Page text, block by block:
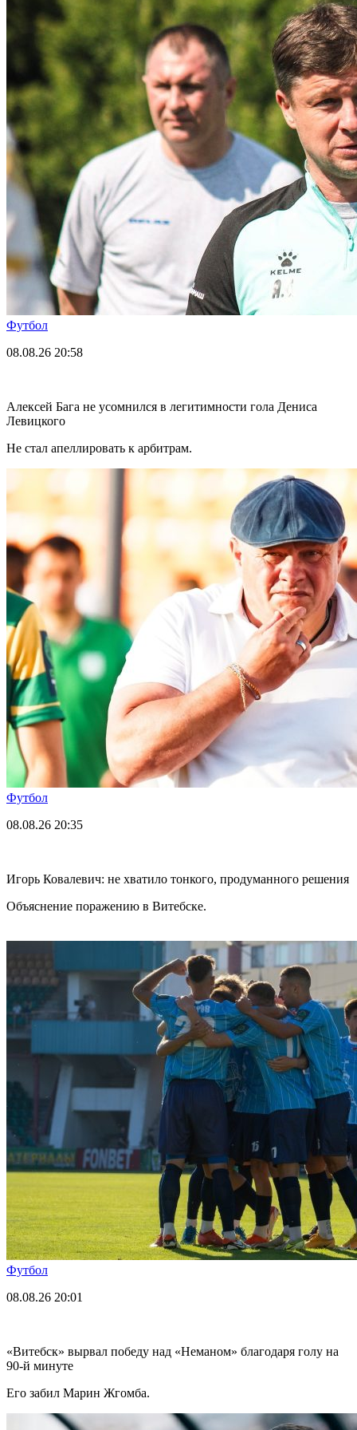
Футбол
08.08.26 20:58
Алексей Бага не усомнился в легитимности гола Дениса
Левицкого
Не стал апеллировать к арбитрам.
Футбол
08.08.26 20:35
Игорь Ковалевич: не хватило тонкого, продуманного решения
Объяснение поражению в Витебске.
Футбол
08.08.26 20:01
«Витебск» вырвал победу над «Неманом» благодаря голу на
90-й минуте
Его забил Марин Жгомба.